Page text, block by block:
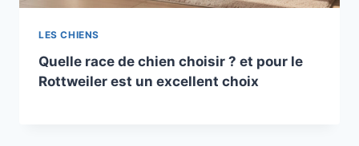
LES CHIENS
Quelle race de chien choisir ? et pour le
Rottweiler est un excellent choix